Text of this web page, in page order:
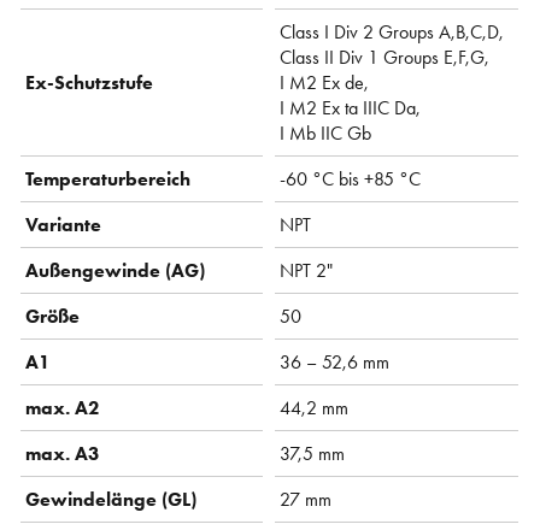
Ex-Schutzstufe
Class I Div 2 Groups A,B,C,D,
Class II Div 1 Groups E,F,G,
I M2 Ex de,
I M2 Ex ta IIIC Da,
I Mb IIC Gb
Temperaturbereich
-60 °C bis +85 °C
Variante
NPT
Außengewinde (AG)
NPT 2"
Größe
50
A1
36 – 52,6 mm
max. A2
44,2 mm
max. A3
37,5 mm
Gewindelänge (GL)
27 mm